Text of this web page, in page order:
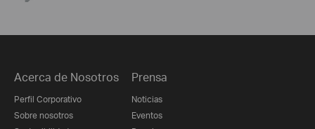
Acerca de Nosotros
Perfil Corporativo
Sobre nosotros
Prensa
Noticias
Eventos